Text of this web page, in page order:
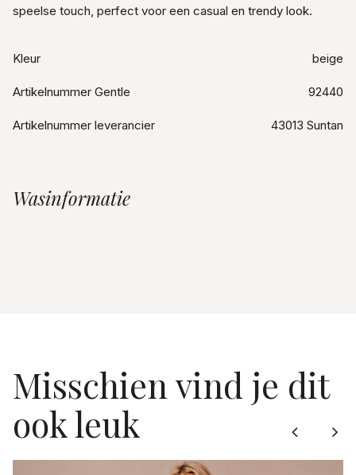
speelse touch, perfect voor een casual en trendy look.
Kleur beige
Artikelnummer Gentle 92440
Artikelnummer leverancier 43013 Suntan
Wasinformatie
Misschien vind je dit
ook leuk